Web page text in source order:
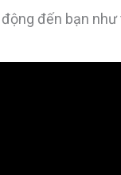
đến bạn như